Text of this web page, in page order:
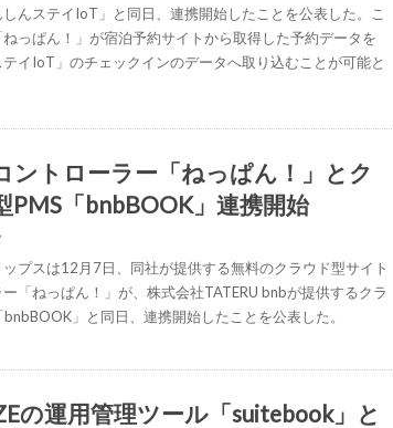
んステイIoT」と同日、連携開始したことを公表した。こ
っぱん！」が宿泊予約サイトから取得した予約データを
テイIoT」のチェックインのデータへ取り込むことが可能と
ントローラー「ねっぱん！」とク
PMS「bnbBOOK」連携開始
プスは12月7日、同社が提供する無料のクラウド型サイト
「ねっぱん！」が、株式会社TATERU bnbが提供するクラ
bnbBOOK」と同日、連携開始したことを公表した。
の運用管理ツール「suitebook」と